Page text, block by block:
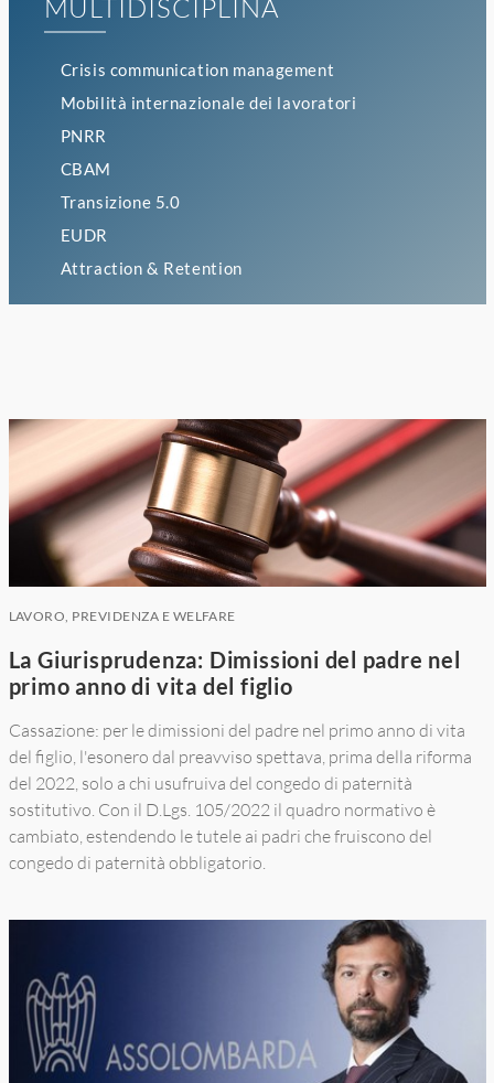
MULTIDISCIPLINA
Crisis communication management
Mobilità internazionale dei lavoratori
PNRR
CBAM
Transizione 5.0
EUDR
Attraction & Retention
LAVORO, PREVIDENZA E WELFARE
La Giurisprudenza: Dimissioni del padre nel
primo anno di vita del figlio
Cassazione: per le dimissioni del padre nel primo anno di vita
del figlio, l'esonero dal preavviso spettava, prima della riforma
del 2022, solo a chi usufruiva del congedo di paternità
sostitutivo. Con il D.Lgs. 105/2022 il quadro normativo è
cambiato, estendendo le tutele ai padri che fruiscono del
congedo di paternità obbligatorio.